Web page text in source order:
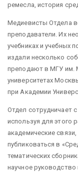
ремесла, история
Медиевисты Отдела
преподаватели. Их
учебниках и учебных
издали несколько
преподают в МГУ им.
университетах
при Академии
Отдел сотрудничает
используя для
академические
публиковаться в
тематических
научное руководство